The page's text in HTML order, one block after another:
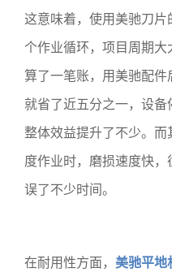
这意味着，使用美驰刀
个作业循环，项目周期
算了一笔账，用美驰配
就省了近五分之一，设备
整体效益提升了不少。
度作业时，磨损速度快
误了不少时间。
在耐用性方面， 美驰平地